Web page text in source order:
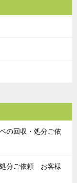
の回収・処分ご依
処分ご依頼 お客様